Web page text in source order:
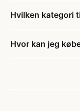
Hvilken kategori
Hvor kan jeg